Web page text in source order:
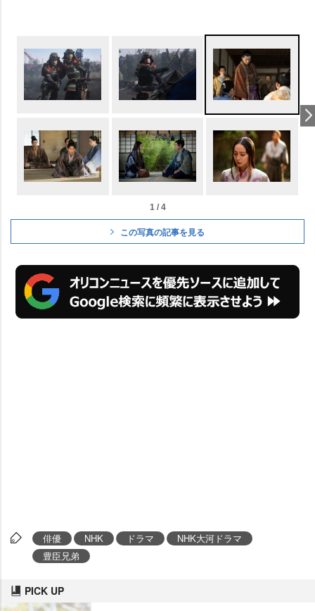
1 / 4
この写真の記事を見る
俳優 NHK ドラマ
NHK大河ドラマ
豊臣兄弟
PICK UP